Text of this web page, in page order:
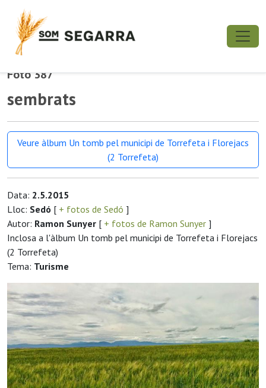
Foto 387
sembrats
Veure àlbum Un tomb pel municipi de Torrefeta i Florejacs
(2 Torrefeta)
Data: 2.5.2015
Lloc: Sedó [ + fotos de Sedó ]
Autor: Ramon Sunyer [ + fotos de Ramon Sunyer ]
Inclosa a l'àlbum Un tomb pel municipi de Torrefeta i Florejacs
(2 Torrefeta)
Tema: Turisme